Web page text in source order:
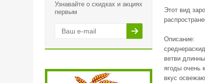
Узнавайте о скидках и акциях
первым
Этот вид
Описание:
ветви
ягоды очень
вкус